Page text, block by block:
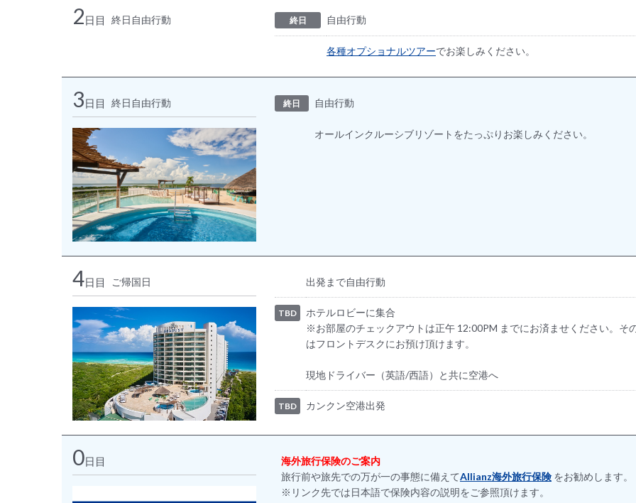
2日目 終日自由行動 終日 自由行動
各種オプショナルツアーでお楽しみください。
3日目 終日自由行動 終日 自由行動
オールインクルーシブリゾートをたっぷりお楽しみください。
4日目 ご帰国日 出発まで自由行動
TBD
ホテルロビーに集合
※お部屋のチェックアウトは正午 12:00PM までにお済ませください。そ
はフロントデスクにお預け頂けます。
現地ドライバー（英語/西語）と共に空港へ
TBD カンクン空港出発
0日目
海外旅行保険のご案内
旅行前や旅先での万が一の事態に備えてAllianz海外旅行保険をお勧めします。
※リンク先では日本語で保険内容の説明をご参照頂けます。